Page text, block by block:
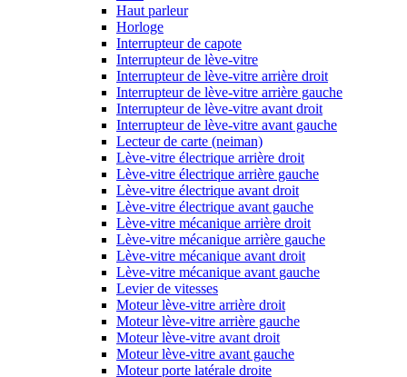
Haut parleur
Horloge
Interrupteur de capote
Interrupteur de lève-vitre
Interrupteur de lève-vitre arrière droit
Interrupteur de lève-vitre arrière gauche
Interrupteur de lève-vitre avant droit
Interrupteur de lève-vitre avant gauche
Lecteur de carte (neiman)
Lève-vitre électrique arrière droit
Lève-vitre électrique arrière gauche
Lève-vitre électrique avant droit
Lève-vitre électrique avant gauche
Lève-vitre mécanique arrière droit
Lève-vitre mécanique arrière gauche
Lève-vitre mécanique avant droit
Lève-vitre mécanique avant gauche
Levier de vitesses
Moteur lève-vitre arrière droit
Moteur lève-vitre arrière gauche
Moteur lève-vitre avant droit
Moteur lève-vitre avant gauche
Moteur porte latérale droite